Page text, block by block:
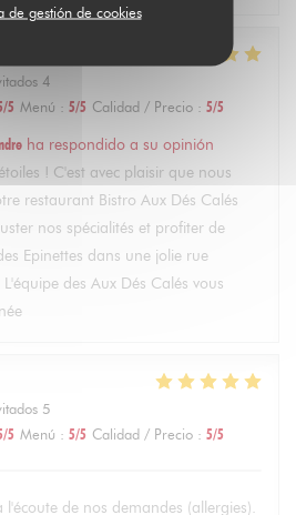
de gestión de cookies
4
/5 Menú : 5/5 Calidad / Precio : 5/5
ha respondido a su opinión
! C'est avec plaisir que nous
restaurant Bistro Aux Dés Calés
nos spécialités et profiter de
Epinettes dans une jolie rue
des Aux Dés Calés vous
5
/5 Menú : 5/5 Calidad / Precio : 5/5
l'écoute de nos demandes (allergies).